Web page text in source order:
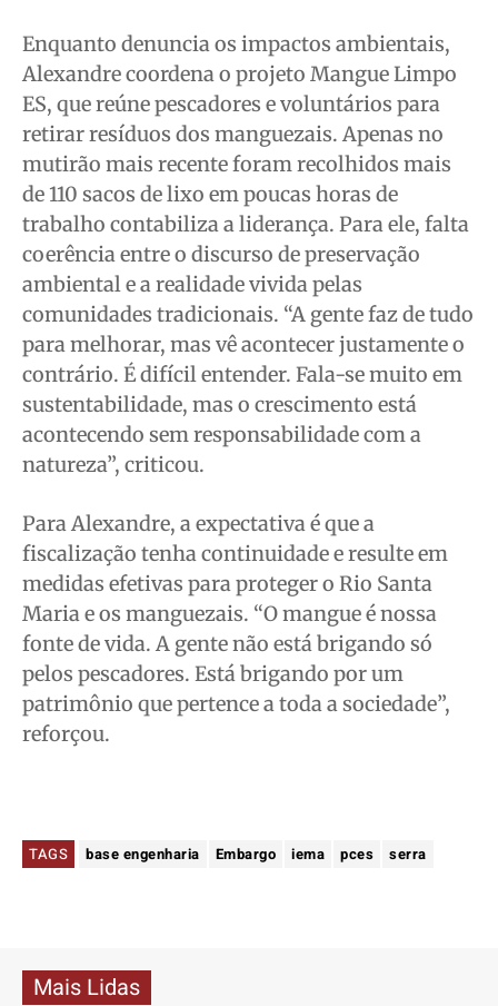
Enquanto denuncia os impactos ambientais,
Alexandre coordena o projeto Mangue Limpo
ES, que reúne pescadores e voluntários para
retirar resíduos dos manguezais. Apenas no
mutirão mais recente foram recolhidos mais
de 110 sacos de lixo em poucas horas de
trabalho contabiliza a liderança. Para ele, falta
coerência entre o discurso de preservação
ambiental e a realidade vivida pelas
comunidades tradicionais. “A gente faz de tudo
para melhorar, mas vê acontecer justamente o
contrário. É difícil entender. Fala-se muito em
sustentabilidade, mas o crescimento está
acontecendo sem responsabilidade com a
natureza”, criticou.
Para Alexandre, a expectativa é que a
fiscalização tenha continuidade e resulte em
medidas efetivas para proteger o Rio Santa
Maria e os manguezais. “O mangue é nossa
fonte de vida. A gente não está brigando só
pelos pescadores. Está brigando por um
patrimônio que pertence a toda a sociedade”,
reforçou.
TAGS base engenharia Embargo iema pces serra
Mais Lidas